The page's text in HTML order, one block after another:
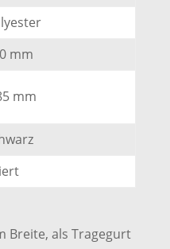
mm
mm
Breite, als Tragegurt